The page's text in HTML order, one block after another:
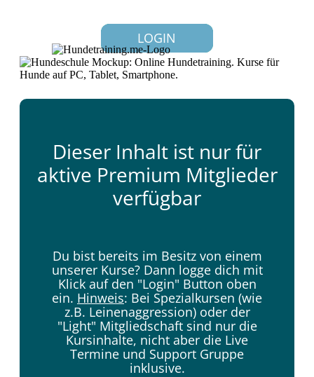
LOGIN
Dieser Inhalt ist nur für
aktive Premium Mitglieder
verfügbar
Du bist bereits im Besitz von einem
unserer Kurse? Dann logge dich mit
Klick auf den "Login" Button oben
ein. Hinweis: Bei Spezialkursen (wie
z.B. Leinenaggression) oder der
"Light" Mitgliedschaft sind nur die
Kursinhalte, nicht aber die Live
Termine und Support Gruppe
inklusive.